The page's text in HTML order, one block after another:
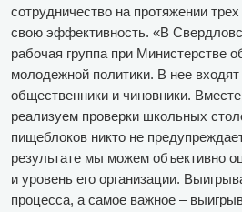
сотрудничество на протяжении
свою эффективность. «В
рабочая группа при Министерстве
молодежной политики. В нее входят
общественники и чиновники.
реализуем проверки школьных
пищеблоков никто не
результате мы можем объективно
и уровень его организации.
процесса, а самое важное –